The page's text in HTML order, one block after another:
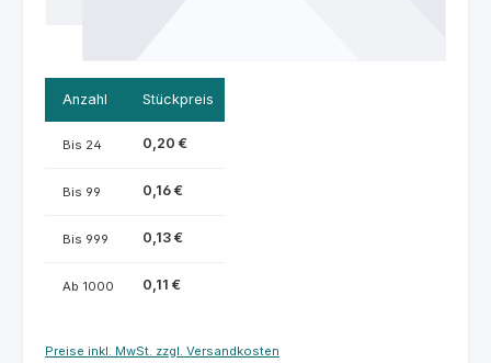
Anzahl Stückpreis
Bis 24 0,20 €
Bis 99 0,16 €
Bis 999 0,13 €
Ab 1000 0,11 €
Preise inkl. MwSt. zzgl. Versandkosten